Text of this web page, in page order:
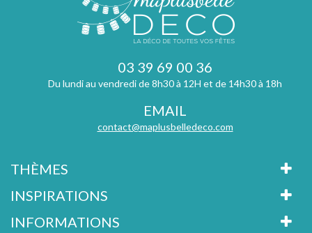
03 39 69 00 36
Du lundi au vendredi de 8h30 à 12H et de 14h30 à 18h
EMAIL
contact@maplusbelledeco.com
THÈMES
INSPIRATIONS
INFORMATIONS